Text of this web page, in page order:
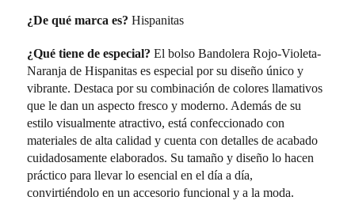
¿De qué marca es?Hispanitas
¿Qué tiene de especial?El bolso Bandolera Rojo-Violeta-
Naranja de Hispanitas es especial por su diseño único y
vibrante. Destaca por su combinación de colores llamativos
que le dan un aspecto fresco y moderno. Además de su
estilo visualmente atractivo, está confeccionado con
materiales de alta calidad y cuenta con detalles de acabado
cuidadosamente elaborados. Su tamaño y diseño lo hacen
práctico para llevar lo esencial en el día a día,
convirtiéndolo en un accesorio funcional y a la moda.